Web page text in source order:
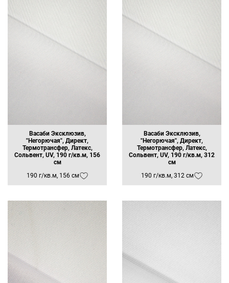
Васаби Эксклюзив,
"Негорючая", Директ,
Термотрансфер, Латекс,
Сольвент, UV, 190 г/кв.м, 156
см
190 г/кв.м, 156 см
Васаби Эксклюзив,
"Негорючая", Директ,
Термотрансфер, Латекс,
Сольвент, UV, 190 г/кв.м, 312
см
190 г/кв.м, 312 см
Заявка на бесплатные образцы